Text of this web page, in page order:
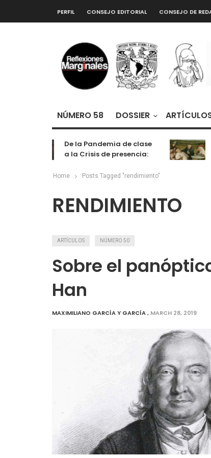
PERFIL CONSEJO EDITORIAL CONSEJO DE
NÚMERO 58 DOSSIER
De la Pandemia de clase
a la Crisis de presencia:
entretenimiento
Home Posts Tagged "rendimiento"
RENDIMIENTO
ARTÍCULOS NÚMERO 50
Sobre el
Han
MAXIMILIANO GARCÍA Y GARCÍA, MARCH 28, 2019